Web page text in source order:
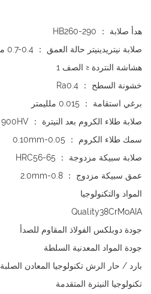
هدأ صلابة ： HB260-290
صلابة نيتريدينيتر حالة العمق ： 0.4-0.7 مم
هشاشة النتردة ≤ الصف 1
خشونة السطح ： Ra0.4
برغي استقامة ： 0.015 ملليمتر
صلابة طلاء الكروم بعد النيترة ： H 900HV
سمك طلاء الكروم ： 0.05-0.10mm
صلابة سبيكة مزدوجة ： HRC56-65
عمق سبيكة مزدوج ： 0.8-2.0mm
المواد والتكنولوجيا
Quality38CrMoAIA
جودة دوبلكس الفولاذ المقاوم للصدأ
جودة المواد المعدنية السلطة
بارد / حار الرش تكنولوجيا المعادن الصلبة
تكنولوجيا النيترة المتقدمة